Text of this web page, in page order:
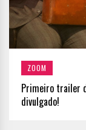
ZOOM
Primeiro trailer
divulgado!